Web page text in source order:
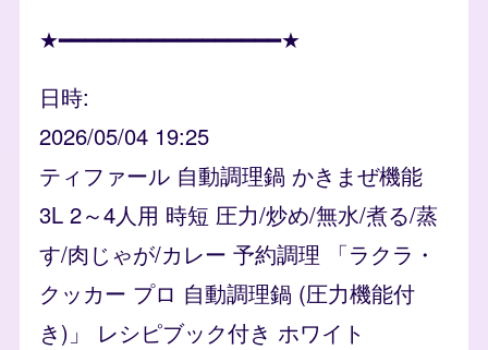
★━━━━━━━━━━━━━━━━━★
日時
2026/05/04 19:25
ティファール 自動調理鍋 かきまぜ機能
3L 2～4人用 時短 圧力/炒め/無水/煮る/蒸
す/肉じゃが/カレー 予約調理 「ラクラ・
クッカー プロ 自動調理鍋 (圧力機能付
き)」 レシピブック付き ホワイト